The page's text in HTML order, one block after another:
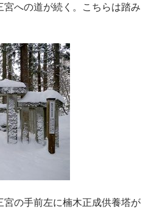
宮への道が続く。こちらは踏み
の手前左に楠木正成供養塔が